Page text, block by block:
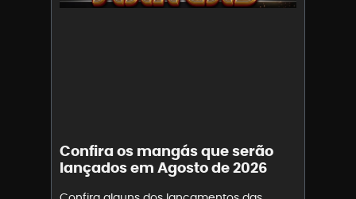
Confira os mangás que serão
lançados em Agosto de 2026